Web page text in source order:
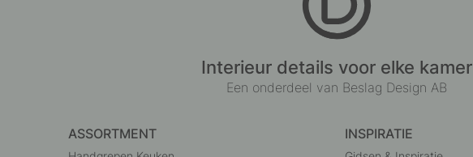
Interieur details voor elke kamer
Een onderdeel van Beslag Design AB
ASSORTMENT INSPIRATIE